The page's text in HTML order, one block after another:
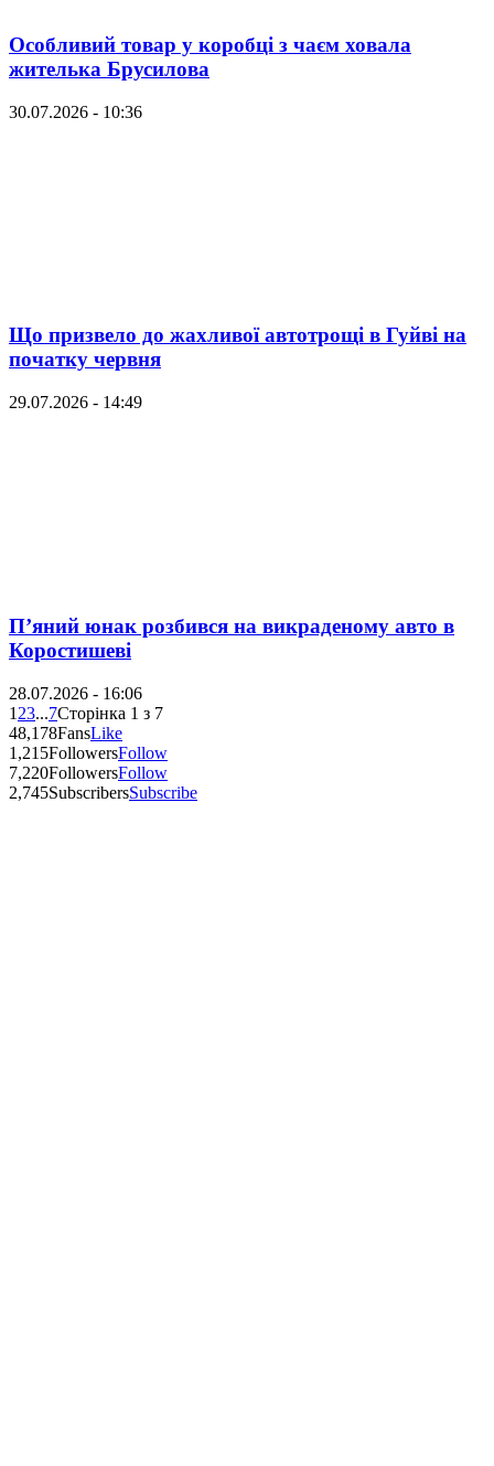
Особливий товар у коробці з чаєм ховала
жителька Брусилова
30.07.2026 - 10:36
Що призвело до жахливої автотрощі в Гуйві на
початку червня
29.07.2026 - 14:49
П’яний юнак розбився на викраденому авто в
Коростишеві
28.07.2026 - 16:06
1 23...7Сторінка 1 з 7
48,178FansLike
1,215FollowersFollow
7,220FollowersFollow
2,745SubscribersSubscribe